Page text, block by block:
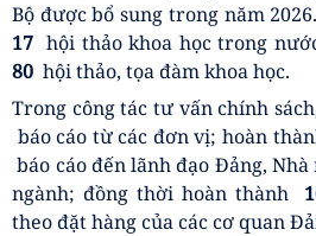
Bộ được bổ sung trong năm
17 hội thảo khoa học trong
80 hội thảo, tọa đàm khoa học.
Trong công tác tư vấn chính
báo cáo từ các đơn vị; hoàn
báo cáo đến lãnh đạo Đảng,
ngành; đồng thời hoàn thành
theo đặt hàng của các cơ quan